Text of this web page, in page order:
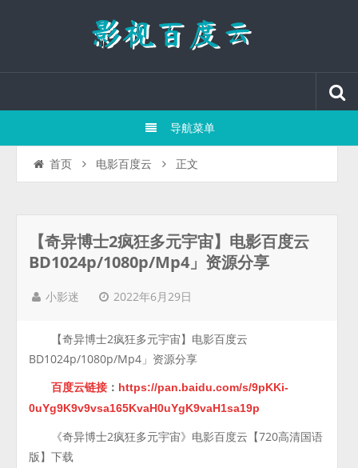
导航菜单
首页 电影百度云 正文
【奇异博士2疯狂多元宇宙】电影百度云
BD1024p/1080p/Mp4」资源分享
小影迷 2022年6月29日
【奇异博士2疯狂多元宇宙】电影百度云
BD1024p/1080p/Mp4」资源分享
百度云链接 ： https://pan.baidu.com/s/9pKKi-
0uYg9K9v9vsa165KvaH0uYgK9vaH1sa19p
《奇异博士2疯狂多元宇宙》电影百度云【720高清国语
版】下载